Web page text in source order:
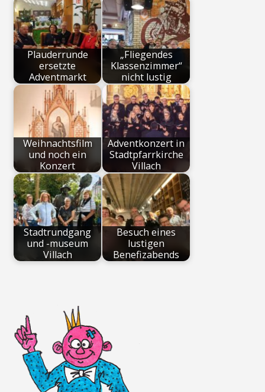
Plauderrunde
ersetzte
Adventmarkt
„Fliegendes
Klassenzimmer“
nicht lustig
Weihnachtsfilm
und noch ein
Konzert
Adventkonzert in
Stadtpfarrkirche
Villach
Stadtrundgang
und -museum
Villach
Besuch eines
lustigen
Benefizabends